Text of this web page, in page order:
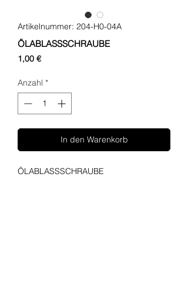
Artikelnummer: 204-H0-04A
ÖLABLASSSCHRAUBE
1,00 €Preis
Anzahl *
In den Warenkorb
ÖLABLASSSCHRAUBE